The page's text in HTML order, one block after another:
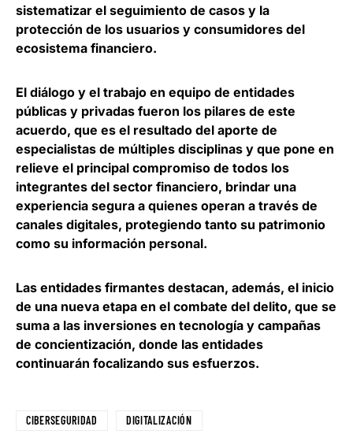
sistematizar el seguimiento de casos y la
protección de los usuarios y consumidores del
ecosistema financiero.
El diálogo y el trabajo en equipo de entidades
públicas y privadas fueron los pilares de este
acuerdo, que es el resultado del aporte de
especialistas de múltiples disciplinas y que pone en
relieve el principal compromiso de todos los
integrantes del sector financiero, brindar una
experiencia segura a quienes operan a través de
canales digitales, protegiendo tanto su patrimonio
como su información personal.
Las entidades firmantes destacan, además, el inicio
de una nueva etapa en el combate del delito, que se
suma a las inversiones en tecnología y campañas
de concientización, donde las entidades
continuarán focalizando sus esfuerzos.
CIBERSEGURIDAD DIGITALIZACIÓN